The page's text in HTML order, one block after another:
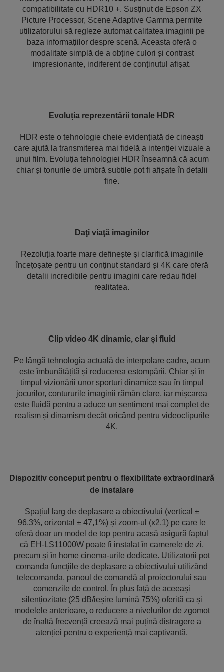
compatibilitate cu HDR10 +. Susținut de Epson ZX
Picture Processor, Scene Adaptive Gamma permite
utilizatorului să regleze automat calitatea imaginii pe
baza informațiilor despre scenă. Aceasta oferă o
modalitate simplă de a obține culori și contrast
impresionante, indiferent de conținutul afișat.
Evoluția reprezentării tonale HDR
HDR este o tehnologie cheie evidențiată de cineaști
care ajută la transmiterea mai fidelă a intenției vizuale a
unui film. Evoluția tehnologiei HDR înseamnă că acum
chiar și tonurile de umbră subtile pot fi afișate în detalii
fine.
Daţi viaţă imaginilor
Rezoluția foarte mare definește și clarifică imaginile
încețoșate pentru un conținut standard și 4K care oferă
detalii incredibile pentru imagini care redau fidel
realitatea.
Clip video 4K dinamic, clar și fluid
Pe lângă tehnologia actuală de interpolare cadre, acum
este îmbunătățită și reducerea estompării. Chiar și în
timpul vizionării unor sporturi dinamice sau în timpul
jocurilor, contururile imaginii rămân clare, iar mișcarea
este fluidă pentru a aduce un sentiment mai complet de
realism și dinamism decât oricând pentru videoclipurile
4K.
Dispozitiv conceput pentru o flexibilitate extraordinară
de instalare
Spațiul larg de deplasare a obiectivului (vertical ±
96,3%, orizontal ± 47,1%) și zoom-ul (x2,1) pe care le
oferă doar un model de top pentru acasă asigură faptul
că EH-LS11000W poate fi instalat în camerele de zi,
precum și în home cinema-urile dedicate. Utilizatorii pot
comanda funcţiile de deplasare a obiectivului utilizând
telecomanda, panoul de comandă al proiectorului sau
comenzile de control. În plus față de aceeași
silențiozitate (25 dB/ieșire lumină 75%) oferită ca și
modelele anterioare, o reducere a nivelurilor de zgomot
de înaltă frecvență creează mai puțină distragere a
atenției pentru o experiență mai captivantă.